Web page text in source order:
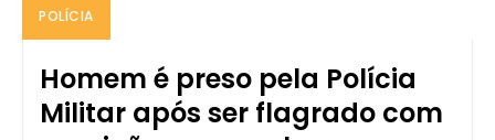
POLÍCIA
Homem é preso pela Polícia
Militar após ser flagrado com